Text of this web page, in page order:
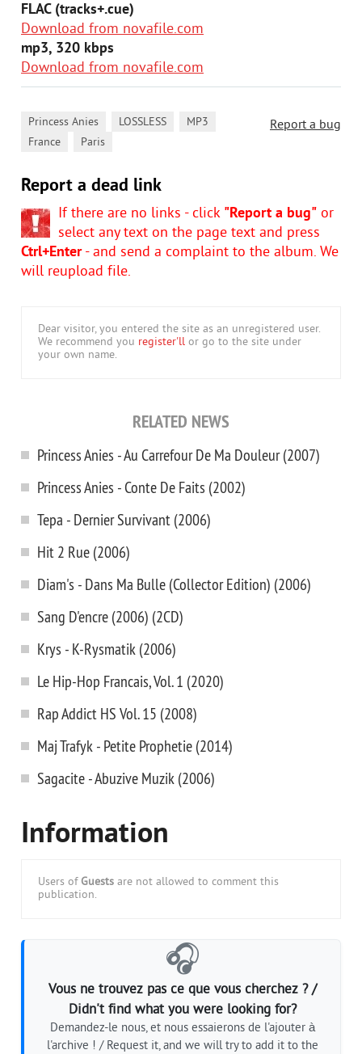
FLAC (tracks+.cue)
Download from novafile.com
mp3, 320 kbps
Download from novafile.com
Report a bug
Princess Anies LOSSLESS MP3
France Paris
Report a dead link
If there are no links - click "Report a bug" or
select any text on the page text and press
Ctrl+Enter- and send a complaint to the album. We
will reupload file.
Dear visitor, you entered the site as an unregistered user.
We recommend you register'll or go to the site under
your own name.
RELATED NEWS
Princess Anies - Au Carrefour De Ma Douleur (2007)
Princess Anies - Conte De Faits (2002)
Tepa - Dernier Survivant (2006)
Hit 2 Rue (2006)
Diam's - Dans Ma Bulle (Collector Edition) (2006)
Sang D'encre (2006) (2CD)
Krys - K-Rysmatik (2006)
Le Hip-Hop Francais, Vol. 1 (2020)
Rap Addict HS Vol. 15 (2008)
Maj Trafyk - Petite Prophetie (2014)
Sagacite - Abuzive Muzik (2006)
Information
Users of Guests are not allowed to comment this
publication.
🎧
Vous ne trouvez pas ce que vous cherchez ? /
Didn't find what you were looking for?
Demandez-le nous, et nous essaierons de l'ajouter à
l'archive ! / Request it, and we will try to add it to the